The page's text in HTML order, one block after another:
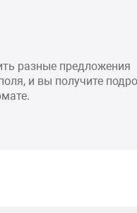
разные предложения
и вы получите